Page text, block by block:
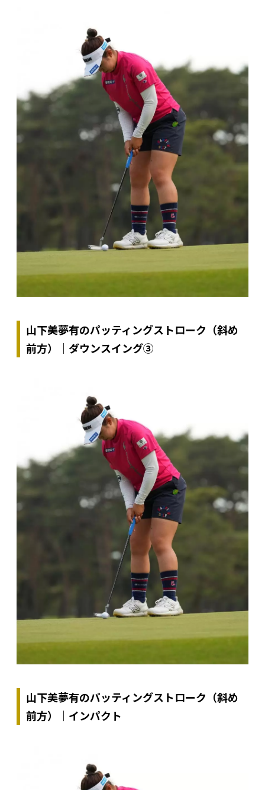
山下美夢有のパッティングストローク（斜め
前方）｜ダウンスイング③
山下美夢有のパッティングストローク（斜め
前方）｜インパクト